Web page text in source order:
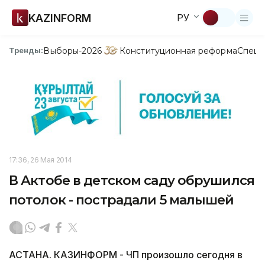
KAZINFORM РУ
Тренды:Выборы-2026 Конституционная реформа
17:36, 26 Мая 2014
В Актобе в детском саду обрушился
потолок - пострадали 5 малышей
АСТАНА. КАЗИНФОРМ - ЧП произошло сегодня в